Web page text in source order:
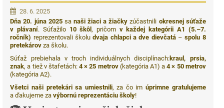
28. 6. 2025
Dňa 20. júna 2025sa naši žiaci a žiačky zúčastnili okresnej súťaže
v plávaní. Súťažilo 10 škôl , pričom v každej kategórii A1 (5.–7.
ročník) reprezentovali školudvaja chlapci a dve dievčatá–spolu 8
pretekárov za školu.
Súťaž prebiehala v troch individuálnych disciplínach:kraul, prsia,
znak, a tiež v štafetách:4 × 25 metrov(kategória A1) a4 × 50 metrov
(kategória A2).
Všetci naši pretekári sa umiestnili, za čo imúprimne gratulujeme
a ďakujeme zavýbornú reprezentáciu školy!